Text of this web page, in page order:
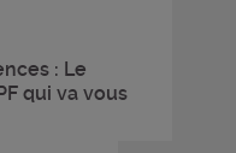
: Le
qui va vous